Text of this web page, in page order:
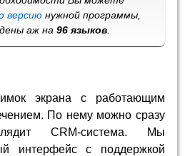
версию нужной программы,
аж на96 языков
экрана с работающим
По нему можно сразу
CRM-система. Мы
интерфейс с поддержкой